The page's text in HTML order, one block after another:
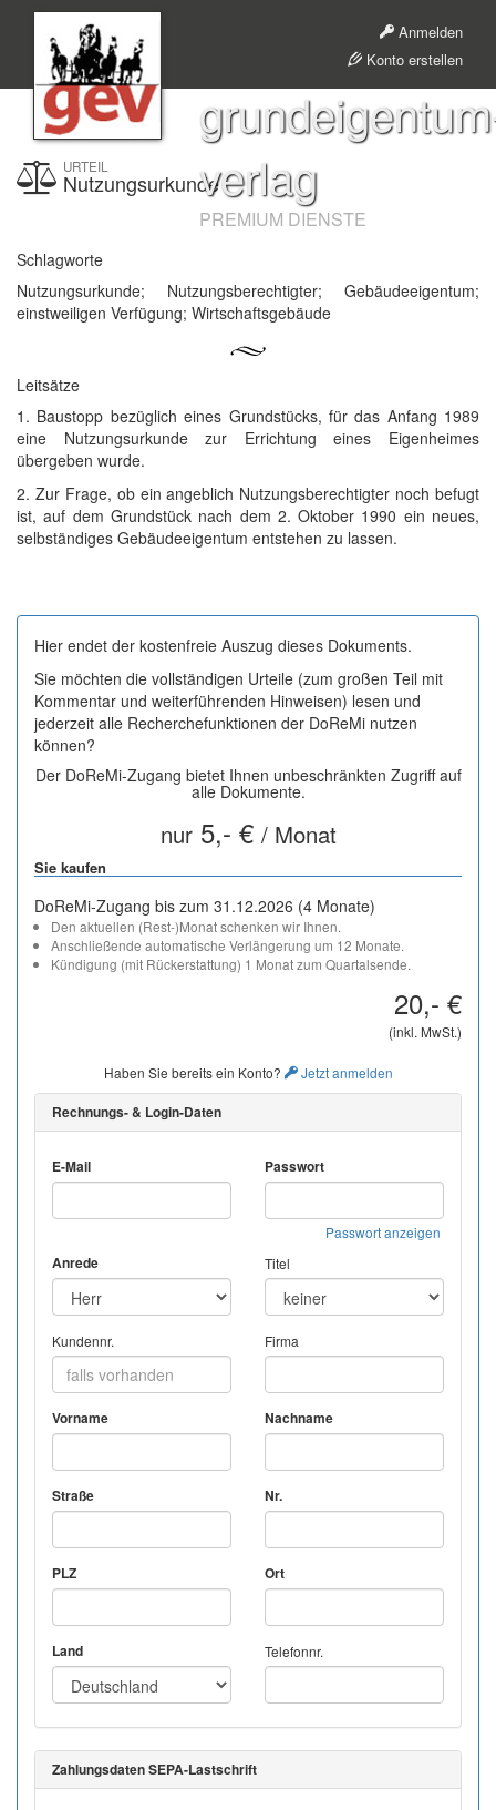
Anmelden
Konto erstellen
verlag
PREMIUM DIENSTE
URTEIL
Nutzungsurkunde
Schlagworte
Nutzungsurkunde; Nutzungsberechtigter; Gebäudeeigentum;
einstweiligen Verfügung; Wirtschaftsgebäude
Leitsätze
1. Baustopp bezüglich eines Grundstücks, für das Anfang 1989
eine Nutzungsurkunde zur Errichtung eines Eigenheimes
übergeben wurde.
2. Zur Frage, ob ein angeblich Nutzungsberechtigter noch befugt
ist, auf dem Grundstück nach dem 2. Oktober 1990 ein neues,
selbständiges Gebäudeeigentum entstehen zu lassen.
Hier endet der kostenfreie Auszug dieses Dokuments.
Sie möchten die vollständigen Urteile (zum großen Teil mit
Kommentar und weiterführenden Hinweisen) lesen und
jederzeit alle Recherchefunktionen der DoReMi nutzen
können?
Der DoReMi-Zugang bietet Ihnen unbeschränkten Zugriff auf
alle Dokumente.
nur5,- € / Monat
Sie kaufen
DoReMi-Zugang bis zum 31.12.2026 (4 Monate)
Den aktuellen (Rest-)Monat schenken wir Ihnen.
Anschließende automatische Verlängerung um 12 Monate.
Kündigung (mit Rückerstattung) 1 Monat zum Quartalsende.
20,- €
(inkl. MwSt.)
Haben Sie bereits ein Konto? Jetzt anmelden
Rechnungs- & Login-Daten
E-Mail Passwort
Passwort anzeigen
Anrede Titel
Kundennr. Firma
Vorname Nachname
Straße Nr.
PLZ Ort
Land Telefonnr.
Zahlungsdaten SEPA-Lastschrift